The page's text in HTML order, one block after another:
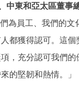
中東和亞太區董事
為員工、我們的文
都獲得認可。這個
，充分認可我們的
的堅韌和熱情。」